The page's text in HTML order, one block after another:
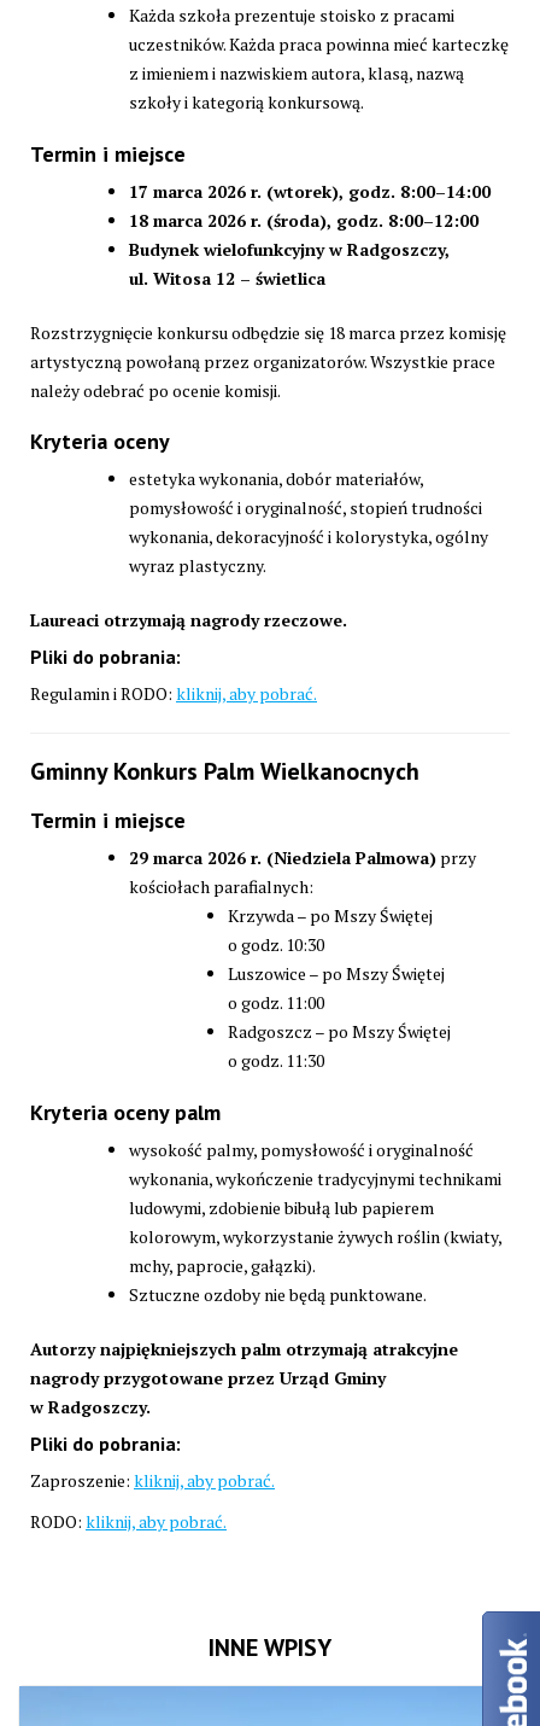
Każda szkoła prezentuje stoisko z pracami
uczestników. Każda praca powinna mieć karteczkę
z imieniem i nazwiskiem autora, klasą, nazwą
szkoły i kategorią konkursową.
Termin i miejsce
17 marca 2026 r. (wtorek), godz. 8:00–14:00
18 marca 2026 r. (środa), godz. 8:00–12:00
Budynek wielofunkcyjny w Radgoszczy,
ul. Witosa 12 – świetlica
Rozstrzygnięcie konkursu odbędzie się 18 marca przez komisję
artystyczną powołaną przez organizatorów. Wszystkie prace
należy odebrać po ocenie komisji.
Kryteria oceny
estetyka wykonania, dobór materiałów,
pomysłowość i oryginalność, stopień trudności
wykonania, dekoracyjność i kolorystyka, ogólny
wyraz plastyczny.
Laureaci otrzymają nagrody rzeczowe.
Pliki do pobrania:
Regulamin i RODO: kliknij, aby pobrać.
Gminny Konkurs Palm Wielkanocnych
Termin i miejsce
29 marca 2026 r. (Niedziela Palmowa) przy
kościołach parafialnych:
Krzywda – po Mszy Świętej
o godz. 10:30
Luszowice – po Mszy Świętej
o godz. 11:00
Radgoszcz – po Mszy Świętej
o godz. 11:30
Kryteria oceny palm
wysokość palmy, pomysłowość i oryginalność
wykonania, wykończenie tradycyjnymi technikami
ludowymi, zdobienie bibułą lub papierem
kolorowym, wykorzystanie żywych roślin (kwiaty,
mchy, paprocie, gałązki).
Sztuczne ozdoby nie będą punktowane.
Autorzy najpiękniejszych palm otrzymają atrakcyjne
nagrody przygotowane przez Urząd Gminy
w Radgoszczy.
Pliki do pobrania:
Zaproszenie: kliknij, aby pobrać.
RODO: kliknij, aby pobrać.
INNE WPISY